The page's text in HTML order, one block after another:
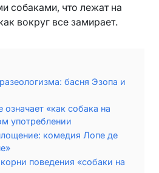
собаками, что лежат на
вокруг все замирает.
басня Эзопа и
«как собака на
употреблении
комедия Лопе де
поведения «собаки на